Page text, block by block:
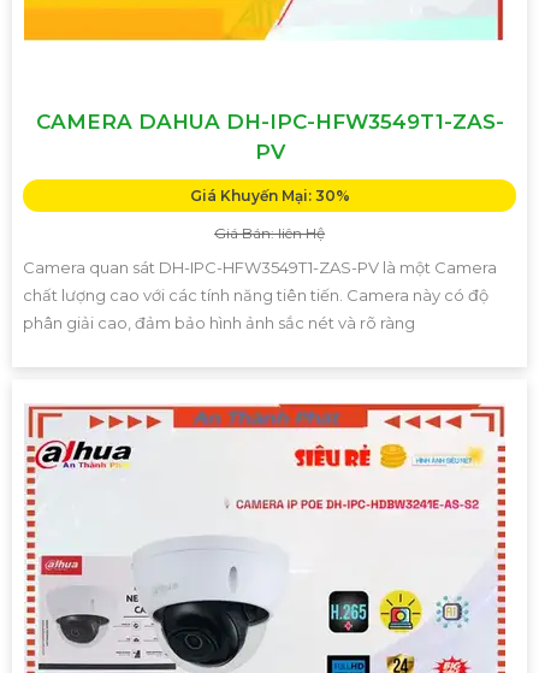
CAMERA DAHUA DH-IPC-HFW3549T1-ZAS-
PV
Giá Khuyến Mại: 30%
Giá Bán: liên Hệ
Camera quan sát DH-IPC-HFW3549T1-ZAS-PV là một Camera
chất lượng cao với các tính năng tiên tiến. Camera này có độ
phân giải cao, đảm bảo hình ảnh sắc nét và rõ ràng